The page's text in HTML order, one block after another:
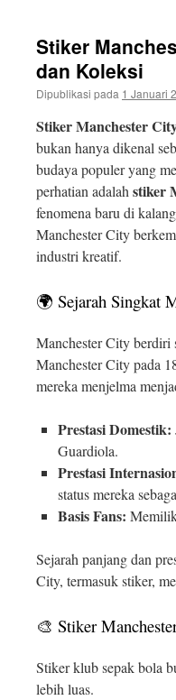
Stiker
dan Koleksi
Dipublikasi pada 1 Januari
Stiker Manchester
bukan hanya dikenal
budaya populer yang
perhatian adalah stiker
fenomena baru di
Manchester City
industri kreatif.
🌍 Sejarah Singkat
Manchester City berdiri
Manchester City pada
mereka menjelma
Prestasi Domestik:
Guardiola.
Prestasi
status mereka
Basis Fans:
Sejarah panjang dan
City, termasuk stiker,
🎨 Stiker
Stiker klub sepak bola
lebih luas.